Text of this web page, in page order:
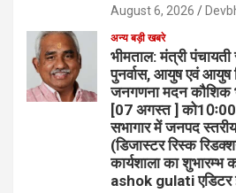
August 6, 2026
अन्य बड़ी खबरे
भीमताल: मंत्री
पुनर्वास, आयुष एवं आयुष
जनगणना मदन कौशिक
[07 अगस्त ]
सभागार में जनपद
(डिजास्टर रिस्क
कार्यशाला का शुभारम्भ
ashok gulati एडिटर